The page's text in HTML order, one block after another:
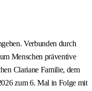
Verbunden durch
Menschen präventive
Clariane Familie, dem
zum 6. Mal in Folge mit